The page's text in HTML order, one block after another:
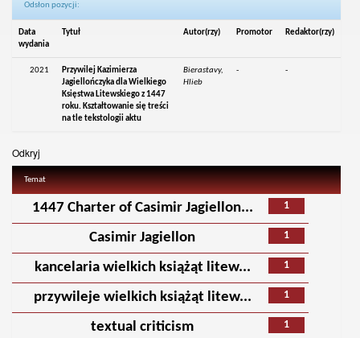
Odsłon pozycji:
Data
wydania
Tytuł Autor(rzy) Promotor Redaktor(rzy)
2021
Przywilej Kazimierza
Jagiellończyka dla Wielkiego
Księstwa Litewskiego z 1447
roku. Kształtowanie się treści
na tle tekstologii aktu
Bierastavy,
Hlieb
- -
Odkryj
Temat
1
1447 Charter of Casimir Jagiellon...
1
Casimir Jagiellon
1
kancelaria wielkich książąt litew...
1
przywileje wielkich książąt litew...
1
textual criticism